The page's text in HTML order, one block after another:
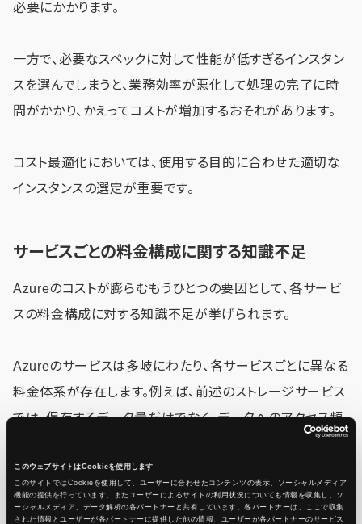
このウェブサイトはCookieを使用します
このサイトではCookieを使用して、ユーザーに合わせたコンテンツの表示、ソーシャルメディア
機能の提供を行っています。またユーザーによるサイトの利用状況についても情報を収集し、ソ
ーシャルメディア、データ解析の各パートナーと共有しています。各パートナーは、ここで収集
された情報とユーザーが各パートナーに提供した他の情報、ユーザーが各パートナーのサービス
必要にかかります。
一方で、必要なスペックに対して性能が低すぎるインスタン
スを選んでしまうと、業務効率が悪化して処理の完了に時
間がかかり、かえってコストが増加するおそれがあります。
コスト最適化においては、使用する目的に合わせた適切な
インスタンスの選定が重要です。
サービスごとの料金構成に関する知識不足
Azureのコストが膨らむもうひとつの要因として、各サービ
スの料金構成に対する知識不足が挙げられます。
Azureのサービスは多岐にわたり、各サービスごとに異なる
料金体系が存在します。例えば、前述のストレージサービス
では、保存するデータ量だけでなく、データへのアクセス頻
ネットワークにおいては、データ転送の方向やリージョン間
の転送がコストを左右します。このような料金構成を十分